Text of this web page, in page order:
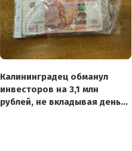
Калининградец обманул
инвесторов на 3,1 млн
рублей, не вкладывая деньги